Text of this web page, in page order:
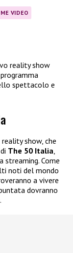
VIDEO
reality show
spettacolo e
show, che
The 50 Italia,
streaming. Come
noti del mondo
a vivere
dovranno